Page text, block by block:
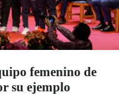
femenino de
su ejemplo